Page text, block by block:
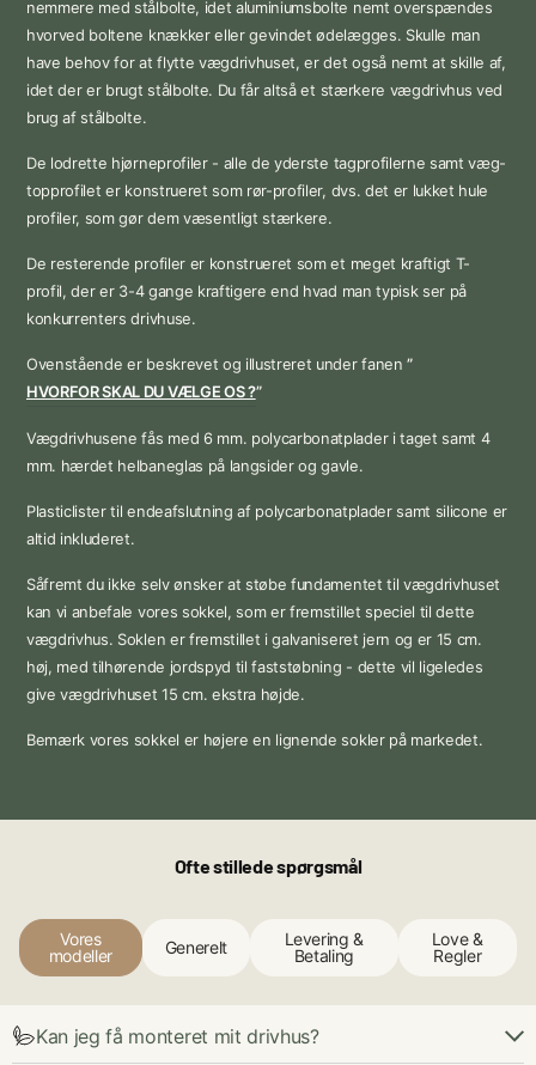
nemmere med stålbolte, idet aluminiumsbolte nemt overspændes
hvorved boltene knækker eller gevindet ødelægges. Skulle man
have behov for at flytte vægdrivhuset, er det også nemt at skille af,
idet der er brugt stålbolte. Du får altså et stærkere vægdrivhus ved
brug af stålbolte.
De lodrette hjørneprofiler - alle de yderste tagprofilerne samt væg-
topprofilet er konstrueret som rør-profiler, dvs. det er lukket hule
profiler, som gør dem væsentligt stærkere.
De resterende profiler er konstrueret som et meget kraftigt T-
profil, der er 3-4 gange kraftigere end hvad man typisk ser på
konkurrenters drivhuse.
Ovenstående er beskrevet og illustreret under fanen”
HVORFOR SKAL DU VÆLGE OS ?”
Vægdrivhusene fås med 6 mm. polycarbonatplader i taget samt 4
mm. hærdet helbaneglas på langsider og gavle.
Plasticlister til endeafslutning af polycarbonatplader samt silicone er
altid inkluderet.
Såfremt du ikke selv ønsker at støbe fundamentet til vægdrivhuset
kan vi anbefale vores sokkel, som er fremstillet speciel til dette
vægdrivhus. Soklen er fremstillet i galvaniseret jern og er 15 cm.
høj, med tilhørende jordspyd til faststøbning - dette vil ligeledes
give vægdrivhuset 15 cm. ekstra højde.
Bemærk vores sokkel er højere en lignende sokler på markedet.
Ofte stillede spørgsmål
Vores
modeller
Generelt
Levering &
Betaling
Love &
Regler
Kan jeg få monteret mit drivhus?